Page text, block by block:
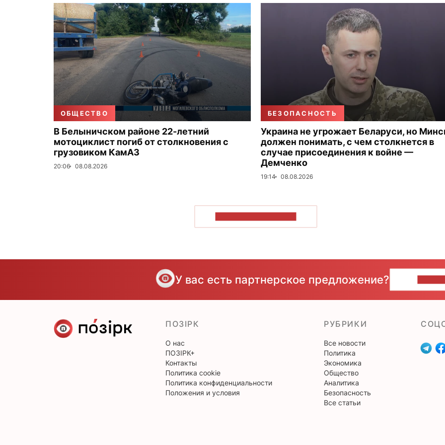
ОБЩЕСТВО
В Белыничском районе 22-летний
мотоциклист погиб от столкновения с
грузовиком КамАЗ
20:06 08.08.2026
БЕЗОПАСНОСТЬ
Украина не угрожает Беларуси, но
должен понимать, с чем столкнется в
случае присоединения к войне —
Демченко
19:14 08.08.2026
У вас есть партнерское предложение?
ПОЗІРК
О нас
ПОЗІРК+
Контакты
Политика cookie
Политика конфиденциальности
Положения и условия
РУБРИКИ
Все новости
Политика
Экономика
Общество
Аналитика
Безопасность
Все статьи